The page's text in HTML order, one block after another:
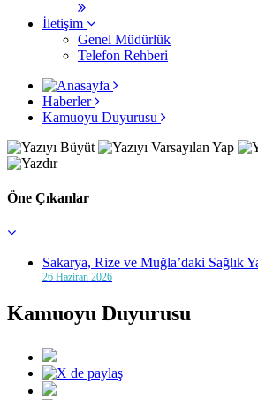
İletişim
Genel Müdürlük
Telefon Rehberi
Haberler
Kamuoyu Duyurusu
Öne Çıkanlar
Sakarya, Rize ve Muğla’daki Sağlık
26 Haziran 2026
Kamuoyu Duyurusu